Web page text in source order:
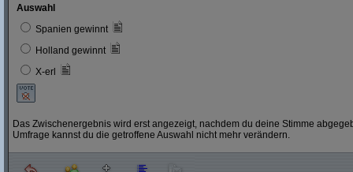
Auswahl
Spanien gewinnt
Holland gewinnt
X-erl
Das Zwischenergebnis wird erst angezeigt, nachdem du deine Stimme
Umfrage kannst du die getroffene Auswahl nicht mehr verändern.